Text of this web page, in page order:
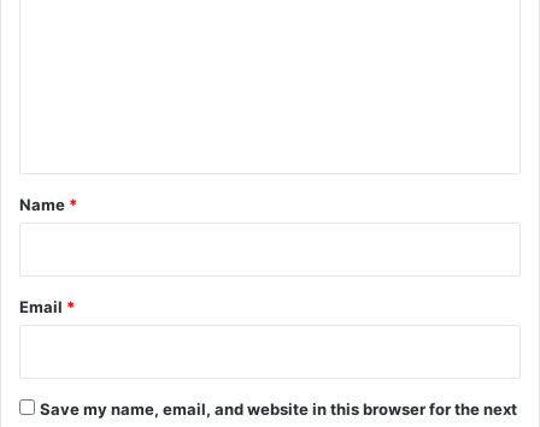
*
Name *
Email *
Save my name, email, and website in this browser for the next